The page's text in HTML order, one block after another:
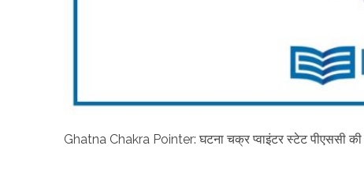
Ghatna Chakra Pointer: घटना चक्र प्वाइंटर स्टेट पीएससी